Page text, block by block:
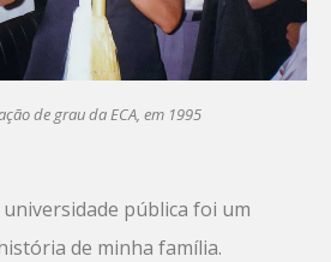
de grau da ECA, em 1995
pública foi um
de minha família.